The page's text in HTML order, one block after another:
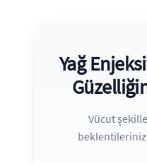
Yağ
Vücut